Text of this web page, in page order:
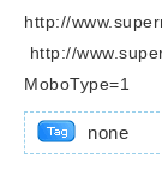
http://
http://
MoboType=1
none